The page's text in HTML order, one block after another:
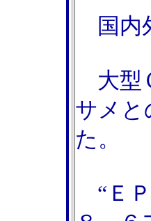
国内
大型
サメと
た。
“Ｅ